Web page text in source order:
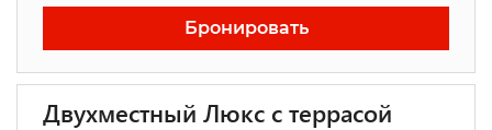
Бронировать
Двухместный Люкс с террасой